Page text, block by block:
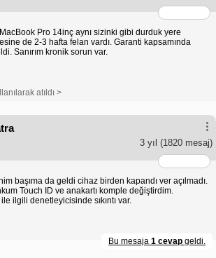
Pro 14inç aynı sizinki gibi durduk yere
de 2-3 hafta felan vardı. Garanti kapsamında
Sanırım kronik sorun var.
atıldı >
3 yıl (1820 mesaj)
başıma da geldi cihaz birden kapandı ver açılmadı.
Touch ID ve anakartı komple değiştirdim.
ilgili denetleyicisinde sıkıntı var.
Bu mesaja 1 cevap geldi.